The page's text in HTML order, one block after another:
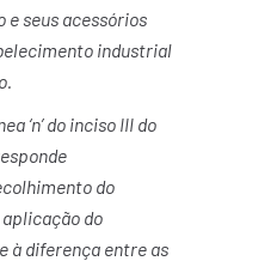
e seus acessórios
industrial
‘n’ do inciso III do
do
do
à diferença entre as